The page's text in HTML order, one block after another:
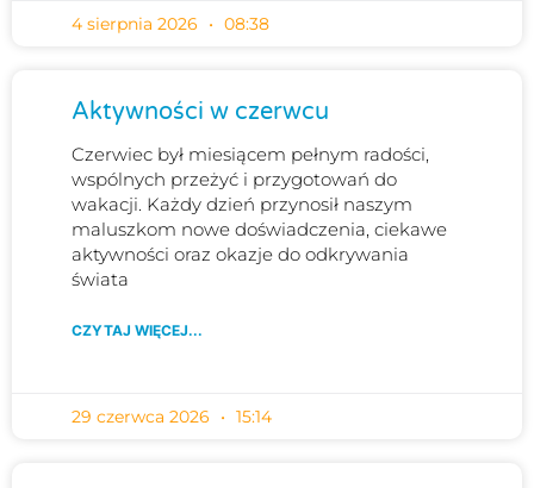
4 sierpnia 2026 08:38
Aktywności w czerwcu
Czerwiec był miesiącem pełnym radości,
wspólnych przeżyć i przygotowań do
wakacji. Każdy dzień przynosił naszym
maluszkom nowe doświadczenia, ciekawe
aktywności oraz okazje do odkrywania
świata
CZYTAJ WIĘCEJ...
29 czerwca 2026 15:14